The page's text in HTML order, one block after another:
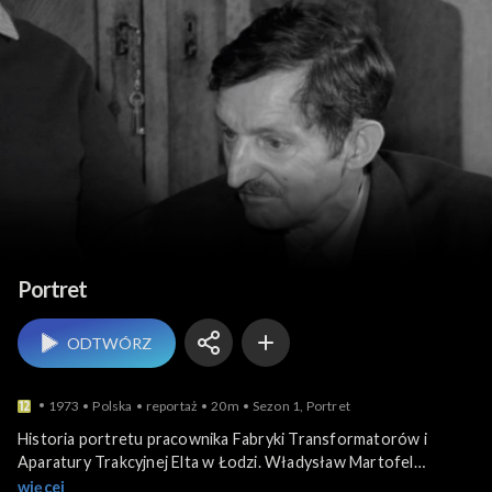
Niecodzienne historie
Portret
ODTWÓRZ
1973 Polska reportaż 20m Sezon 1, Portret
Historia portretu pracownika Fabryki Transformatorów i
Aparatury Trakcyjnej Elta w Łodzi. Władysław Martofel
przepracował w zakładzie 50 lat. Odchodzącemu na emeryturę
więcej